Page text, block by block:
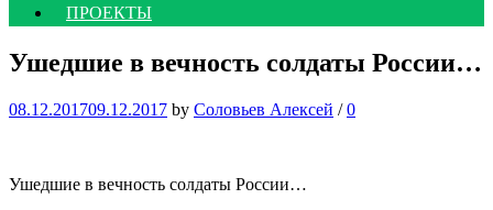
ПРОЕКТЫ
Ушедшие в вечность солдаты России…
08.12.201709.12.2017 by Соловьев Алексей / 0
Ушедшие в вечность солдаты России…